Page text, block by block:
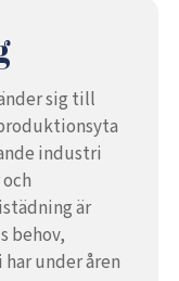
sig till
industri
är
behov,
under åren